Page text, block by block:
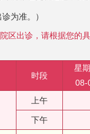
为准。）
区出诊，请根据您的
时段
星
08-
上午
下午